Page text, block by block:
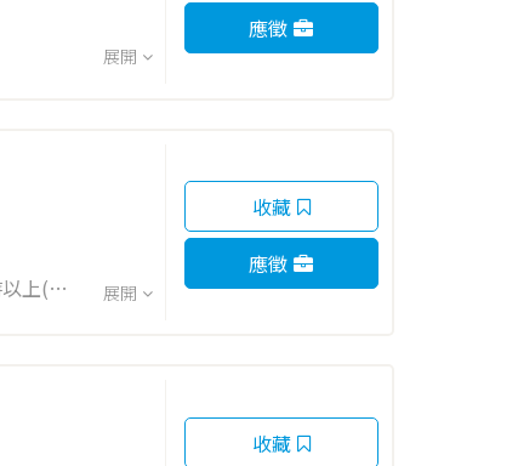
展開
應徵
展開
收藏
應徵
收藏